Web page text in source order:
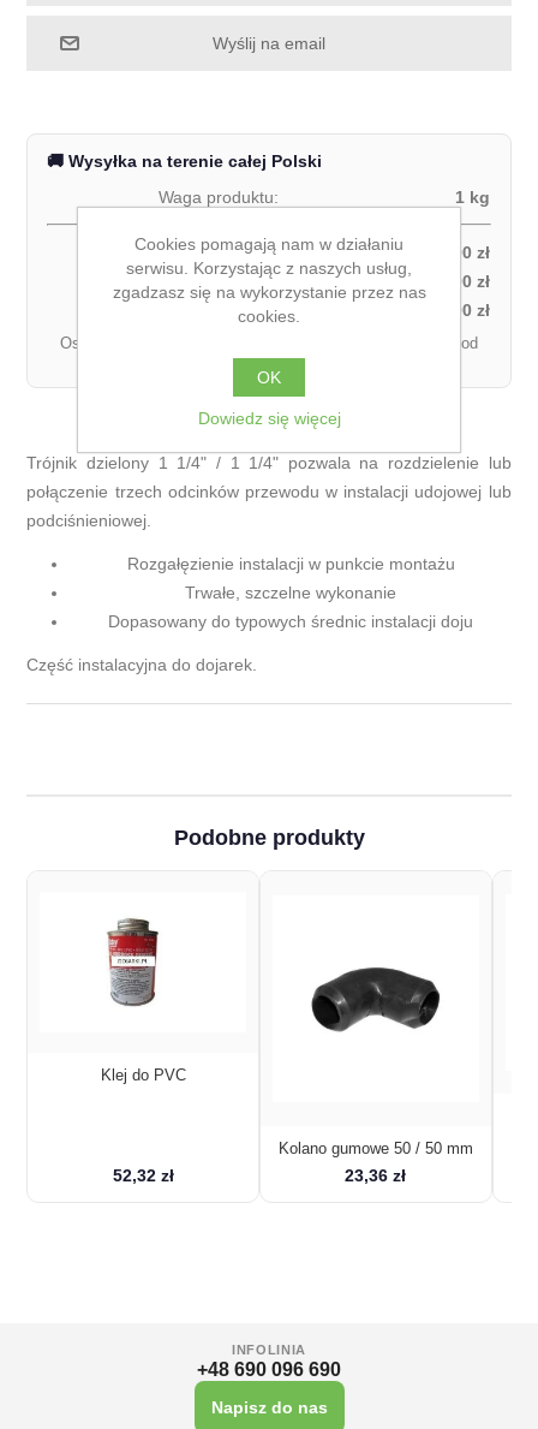
Wyślij na email
🚚 Wysyłka na terenie całej Polski
Waga produktu:
1 kg
Odbiór własny:
0,00 zł
Kurier DPD – za pobraniem (1 paczka):
27,00 zł
Kurier DPD – przedpłata (1 paczka):
21,00 zł
Ostateczny koszt dostawy może się różnić w zależności od
łącznej wagi zamówienia.
Trójnik dzielony 1 1/4" / 1 1/4" pozwala na rozdzielenie lub
połączenie trzech odcinków przewodu w instalacji udojowej lub
podciśnieniowej.
Rozgałęzienie instalacji w punkcie montażu
Trwałe, szczelne wykonanie
Dopasowany do typowych średnic instalacji doju
Część instalacyjna do dojarek.
Podobne produkty
Klej do PVC
52,32 zł
Kolano gumowe 50 / 50 mm
23,36 zł
INFOLINIA
+48 690 096 690
Napisz do nas
Cookies pomagają nam w działaniu
serwisu. Korzystając z naszych usług,
zgadzasz się na wykorzystanie przez nas
cookies.
OK
Dowiedz się więcej